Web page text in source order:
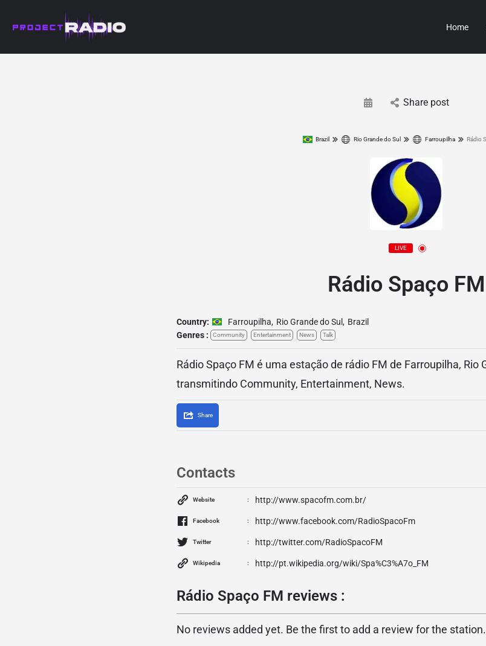
Home
Share post
Brazil Rio Grande do Sul Farroupilha Rádio
LIVE
Rádio Spaço FM
Country: Farroupilha, Rio Grande do Sul , Brazil
Genres :
Community Entertainment News Talk
Rádio Spaço FM é uma estação de rádio FM de Farroupilha, Rio
transmitindo Community, Entertainment, News.
Share
Contacts
Website http://www.spacofm.com.br/
Facebook http://www.facebook.com/RadioSpacoFm
Twitter http://twitter.com/RadioSpacoFM
Wikipedia http://pt.wikipedia.org/wiki/Spa%C3%A7o_FM
Rádio Spaço FM reviews :
No reviews added yet. Be the first to add a review for the station.